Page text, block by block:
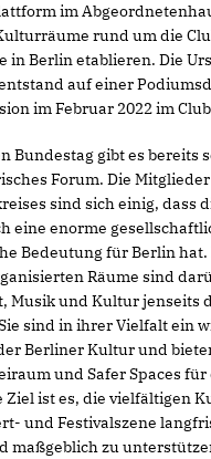
im
rund um die
in Berlin etablieren. Die
auf einer
im Februar 2022 im
Bundestag gibt es bereits
Forum. Die
sind sich einig, dass
eine enorme
Bedeutung für Berlin hat.
Räume sind
Musik und Kultur jenseits
sind in ihrer Vielfalt ein
Berliner Kultur und
und Safer Spaces für
Ziel ist es, die vielfältigen
und Festivalszene
maßgeblich zu